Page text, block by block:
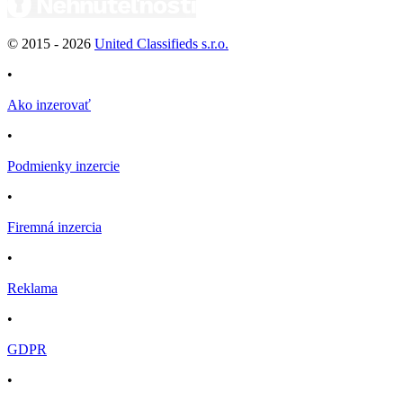
© 2015 - 2026 United Classifieds s.r.o.
•
Ako inzerovať
•
Podmienky inzercie
•
Firemná inzercia
•
Reklama
•
GDPR
•